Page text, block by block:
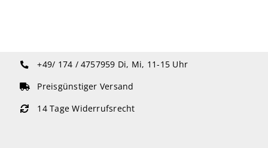
+49/ 174 / 4757959 Di, Mi, 11-15 Uhr
Preisgünstiger Versand
14 Tage Widerrufsrecht